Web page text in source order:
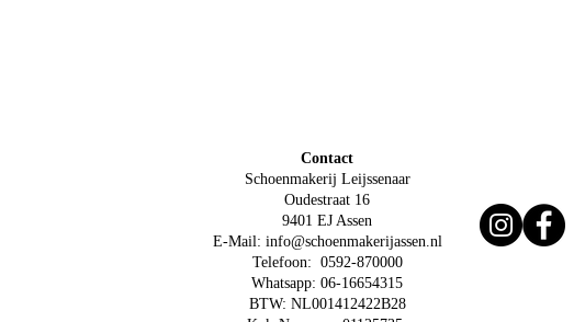
Contact
Schoenmakerij Leijssenaar
Oudestraat 16
9401 EJ Assen
E-Mail: info@schoenmakerijassen.nl
Telefoon: 0592-870000
Whatsapp: 06-16654315
BTW: NL001412422B28